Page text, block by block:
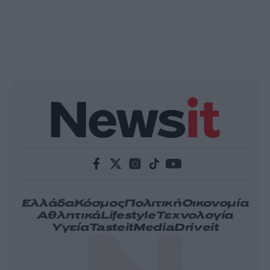
ΕλλάδαΚόσμοςΠολιτικήΟικονομία
ΑθλητικάLifestyleΤεχνολογία
ΥγείαTasteitMediaDriveit